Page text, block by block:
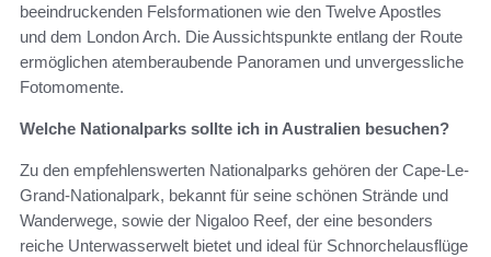
beeindruckenden Felsformationen wie den Twelve Apostles
und dem London Arch. Die Aussichtspunkte entlang der Route
ermöglichen atemberaubende Panoramen und unvergessliche
Fotomomente.
Welche Nationalparks sollte ich in Australien besuchen?
Zu den empfehlenswerten Nationalparks gehören der Cape-Le-
Grand-Nationalpark, bekannt für seine schönen Strände und
Wanderwege, sowie der Nigaloo Reef, der eine besonders
reiche Unterwasserwelt bietet und ideal für Schnorchelausflüge